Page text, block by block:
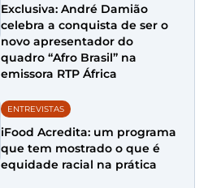
Exclusiva: André Damião
celebra a conquista de ser o
novo apresentador do
quadro “Afro Brasil” na
emissora RTP África
ENTREVISTAS
iFood Acredita: um programa
que tem mostrado o que é
equidade racial na prática